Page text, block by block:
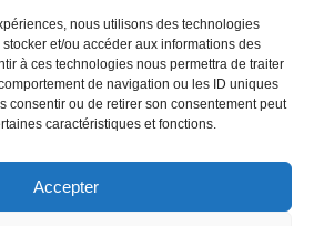
nous utilisons des technologies
et/ou accéder aux informations des
à ces technologies nous permettra de traiter
de navigation ou les ID uniques
consentir ou de retirer son consentement peut
caractéristiques et fonctions.
Accepter